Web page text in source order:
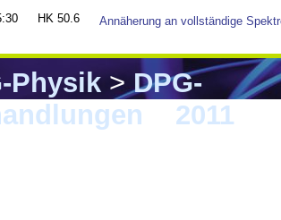
HK 50.6 Annäherung an vollständige
Physik>DPG-
2011